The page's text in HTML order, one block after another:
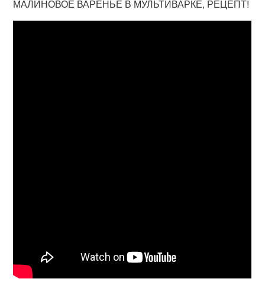
МАЛИНОВОЕ ВАРЕНЬЕ В МУЛЬТИВАРКЕ, РЕЦЕПТ!